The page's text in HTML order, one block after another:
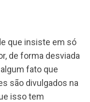
que insiste em só
de forma desviada
fato que
são divulgados na
isso tem